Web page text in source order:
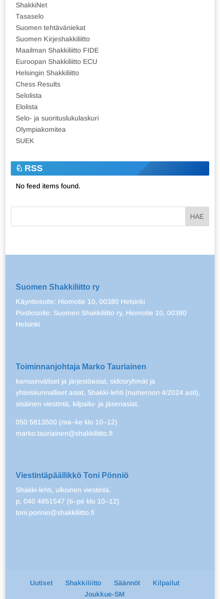
ShakkiNet
Tasaselo
Suomen tehtäväniekat
Suomen Kirjeshakkiliitto
Maailman Shakkiliitto FIDE
Euroopan Shakkiliitto ECU
Helsingin Shakkiliitto
Chess Results
Selolista
Elolista
Selo- ja suorituslukulaskuri
Olympiakomitea
SUEK
RSS
No feed items found.
Suomen Shakkiliitto ry
Käyntiosoite: Hiomotie 10, 00380 Helsinki
Postiosoite: Suomen Shakkiliitto ry, Hiomotie 10, 00380
Helsinki
Toiminnanjohtaja Marko Tauriainen
kansainväliset ja järjestöasiat, sidosryhmät ja
yhteiskunnalliset asiat, Shakki-lehti (numeroon 4/2024 asti),
sisäinen viestintä, kilpailu- ja jäsenasiat.
050 5813500 (ma–ke klo 10–12)
marko.tauriainen@shakkiliitto.fi
Viestintäpäällikkö Toni Pönniö
Shakki-lehti, ulkoinen viestintä.
p. 040 4851547 (ti–pe klo 10–12)
toni.ponnio@shakkiliitto.fi
Uutiset Shakkiliitto Säännöt
Kilpailut
Joukkue-SM